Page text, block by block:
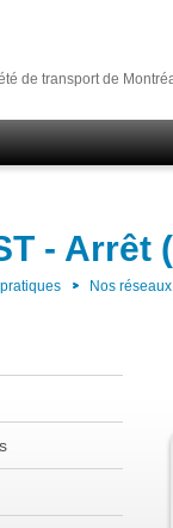
de transport de
- Arrêt
pratiques Nos réseaux